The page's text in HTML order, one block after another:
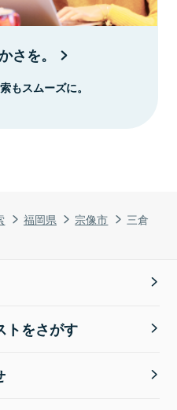
福岡県 宗像市 三倉
さを。
もスムーズに。
トをさがす